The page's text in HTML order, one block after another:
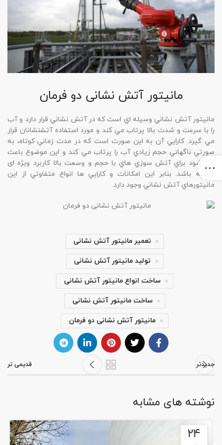
مانیتور آتش نشانی دو فرمان
مانيتور آتش نشاني وسيله اي است که در آتش نشاني قرار دارد و آب
را با سرعت و شدت بالا پرتاب مي کند و مورد استفاده آتشنشانان قرار
مي گيرد. کارايي آن به اين صورت است که در مدت زماني کوتاه، به
صورتي ناگهاني حجم زيادي آب را پرتاب مي کند و اين موضوع باعث
مي شود براي آتش سوزي هاي با حجم و وسعت بالا کاربرد ويژه ای
داشته باشد. بنابر اين امکانات و کارايي ها انواع متفاوتي از اين
مانيتورهاي آتش نشاني وجود دارد.
تعمیر مانیتور آتش نشانی
تولید مانیتور آتش نشانی
ساخت انواع مانیتور آتش نشانی
ساخت مانیتور آتش نشانی
مانیتور آتش نشانی دو فرمان
جدیدتر قدیمی تر
نوشته های مشابه
۲۴